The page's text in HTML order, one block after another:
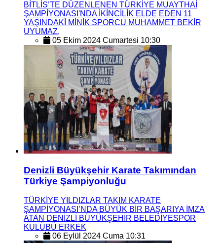
BİTLİS’TE DÜZENLENEN TÜRKİYE MUAYTHAİ
ŞAMPİYONASI'NDA İKİNCİLİK ELDE EDEN 11
YAŞINDAKİ MİNİK SPORCU MUHAMMET BEKİR
UYUMAZ,
05 Ekim 2024 Cumartesi 10:30
Denizli Büyükşehir Karate Takımından
Türkiye Şampiyonluğu
TÜRKİYE YILDIZLAR TAKIM KARATE
ŞAMPİYONASI’NDA BÜYÜK BİR BAŞARIYA İMZA
ATAN DENİZLİ BÜYÜKŞEHİR BELEDİYESPOR
KULÜBÜ ERKEK
06 Eylül 2024 Cuma 10:31